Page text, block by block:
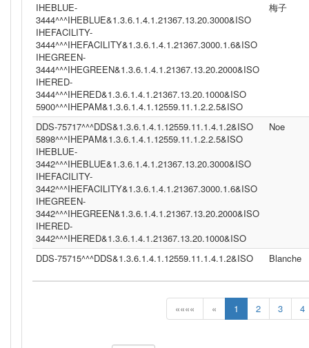
«««« « 1 2 3 4
IHEBLUE-
3444^^^IHEBLUE&1.3.6.1.4.1.21367.13.20.3000&ISO
IHEFACILITY-
3444^^^IHEFACILITY&1.3.6.1.4.1.21367.3000.1.6&ISO
IHEGREEN-
3444^^^IHEGREEN&1.3.6.1.4.1.21367.13.20.2000&ISO
IHERED-
3444^^^IHERED&1.3.6.1.4.1.21367.13.20.1000&ISO
5900^^^IHEPAM&1.3.6.1.4.1.12559.11.1.2.2.5&ISO
梅子
DDS-75717^^^DDS&1.3.6.1.4.1.12559.11.1.4.1.2&ISO
5898^^^IHEPAM&1.3.6.1.4.1.12559.11.1.2.2.5&ISO
IHEBLUE-
3442^^^IHEBLUE&1.3.6.1.4.1.21367.13.20.3000&ISO
IHEFACILITY-
3442^^^IHEFACILITY&1.3.6.1.4.1.21367.3000.1.6&ISO
IHEGREEN-
3442^^^IHEGREEN&1.3.6.1.4.1.21367.13.20.2000&ISO
IHERED-
3442^^^IHERED&1.3.6.1.4.1.21367.13.20.1000&ISO
Noe
DDS-75715^^^DDS&1.3.6.1.4.1.12559.11.1.4.1.2&ISO Blanche